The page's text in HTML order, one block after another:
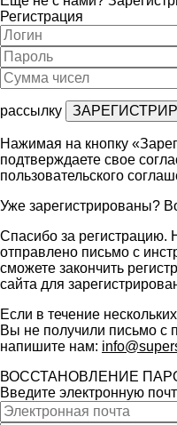
Регистрация
рассылку
Нажимая на кнопку
подтверждаете свое
пользовательского
Уже зарегистрированы?
Спасибо за регистрацию.
отправлено письмо с
сможете закончить
сайта для
Если в течение
Вы не получили письмо с
напишите нам:
ВОССТАНОВЛЕНИЕ
Введите электронную